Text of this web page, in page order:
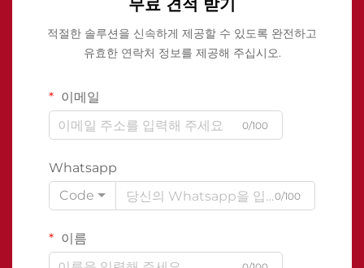
무료 견적 받기
적절한 솔루션을 신속하게 제공할 수 있도록 완전하고
유효한 연락처 정보를 제공해 주십시오.
이메일
0/100
Whatsapp
Code
0/100
이름